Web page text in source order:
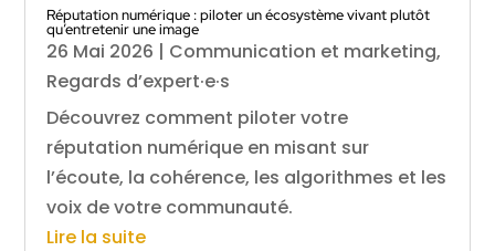
Réputation numérique : piloter un écosystème vivant plutôt
qu’entretenir une image
26 Mai 2026 | Communication et marketing,
Regards d’expert·e·s
Découvrez comment piloter votre
réputation numérique en misant sur
l’écoute, la cohérence, les algorithmes et les
voix de votre communauté.
Lire la suite